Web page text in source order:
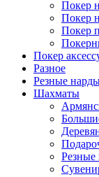
Покер
Покер
Покер
Покер
Разное
Резные
Шахматы